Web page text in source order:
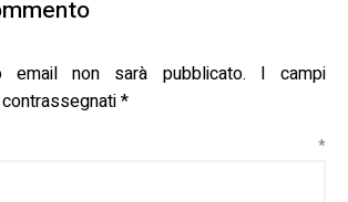
non sarà pubblicato.
I campi
*
*